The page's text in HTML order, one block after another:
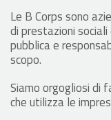
Le B Corps sono
di prestazioni
pubblica e
scopo.
Siamo orgogliosi di
che utilizza le